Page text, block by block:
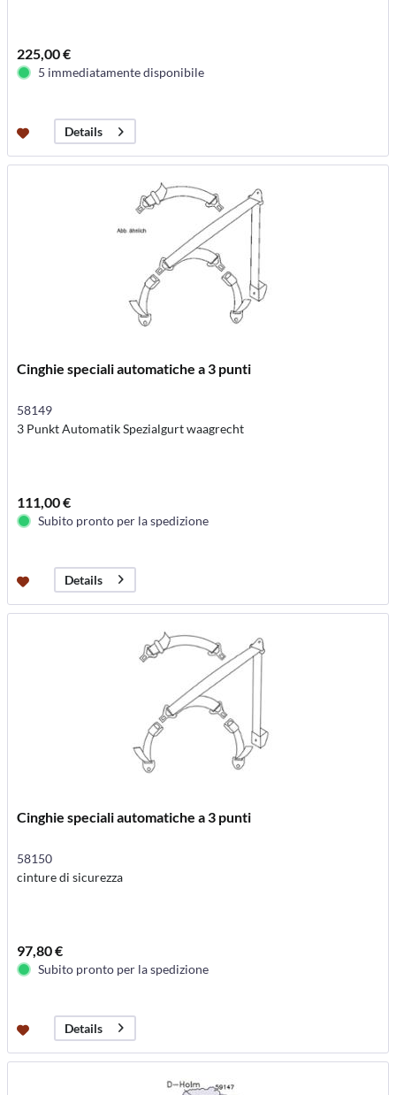
225,00 €
5 immediatamente disponibile
Details
Cinghie speciali automatiche a 3 punti
58149
3 Punkt Automatik Spezialgurt waagrecht
111,00 €
Subito pronto per la spedizione
Details
Cinghie speciali automatiche a 3 punti
58150
cinture di sicurezza
97,80 €
Subito pronto per la spedizione
Details